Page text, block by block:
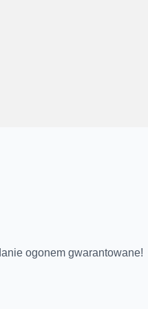
ogonem gwarantowane!